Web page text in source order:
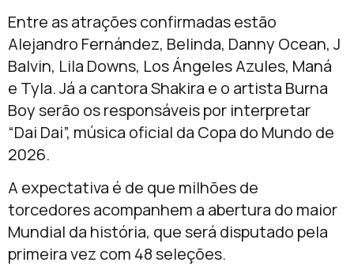
Entre as atrações confirmadas estão
Alejandro Fernández, Belinda, Danny Ocean, J
Balvin, Lila Downs, Los Ángeles Azules, Maná
e Tyla. Já a cantora Shakira e o artista Burna
Boy serão os responsáveis por interpretar
“Dai Dai”, música oficial da Copa do Mundo de
2026.
A expectativa é de que milhões de
torcedores acompanhem a abertura do maior
Mundial da história, que será disputado pela
primeira vez com 48 seleções.